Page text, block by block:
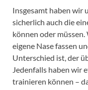
Insgesamt haben wir
sicherlich auch die
können oder
eigene Nase fassen
Unterschied ist, der
Jedenfalls haben wir
trainieren können –